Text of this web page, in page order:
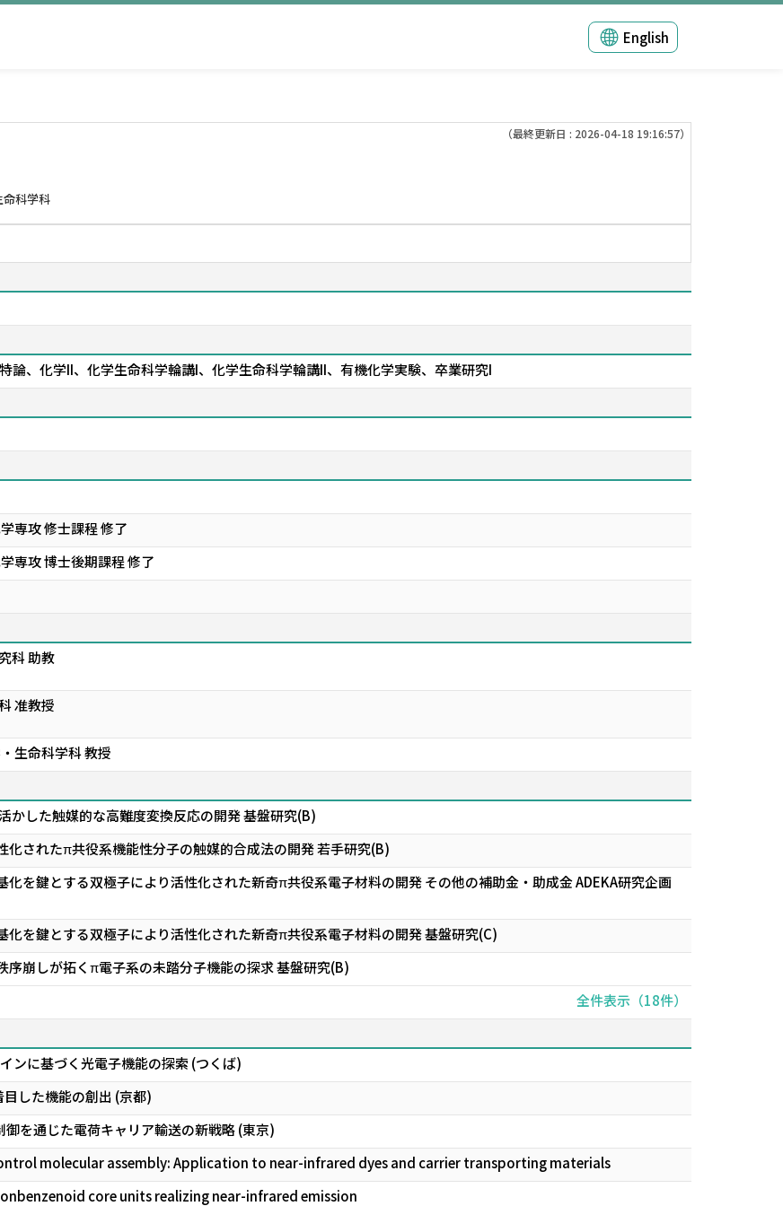
English
（最終更新日 : 2026-04-18 19:16:57）
命科学科
論、化学II、化学生命科学輪講I、化学生命科学輪講II、有機化学実験、卒業研究I
専攻 修士課程 修了
専攻 博士後期課程 修了
科 助教
准教授
生命科学科 教授
かした触媒的な高難度変換反応の開発 基盤研究(B)
化されたπ共役系機能性分子の触媒的合成法の開発 若手研究(B)
化を鍵とする双極子により活性化された新奇π共役系電子材料の開発 その他の補助金・助成金 ADEKA研究企画
化を鍵とする双極子により活性化された新奇π共役系電子材料の開発 基盤研究(C)
序崩しが拓くπ電子系の未踏分子機能の探求 基盤研究(B)
全件表示（18件）
ンに基づく光電子機能の探索 (つくば)
した機能の創出 (京都)
を通じた電荷キャリア輸送の新戦略 (東京)
molecular assembly: Application to near-infrared dyes and carrier transporting materials
core units realizing near-infrared emission